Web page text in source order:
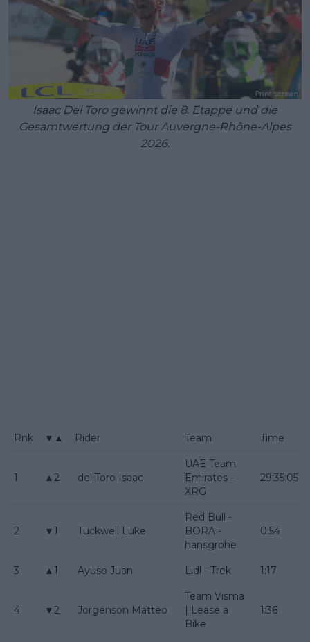
Isaac Del Toro gewinnt die 8. Etappe und die
Gesamtwertung der Tour Auvergne-Rhône-Alpes
2026.
Rnk ▼▲ Rider Team Time
1 ▲2 del Toro Isaac
UAE Team
Emirates -
XRG
29:35:05
2 ▼1 Tuckwell Luke
Red Bull -
BORA -
hansgrohe
0:54
3 ▲1 Ayuso Juan Lidl - Trek 1:17
4 ▼2 Jorgenson Matteo
Team Visma
| Lease a
Bike
1:36